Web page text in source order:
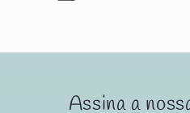
Assina a